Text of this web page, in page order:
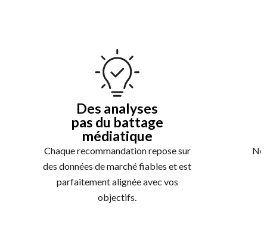
Des analyses
pas du battage
médiatique
Chaque recommandation repose sur
des données de marché fiables et est
parfaitement alignée avec vos
objectifs.